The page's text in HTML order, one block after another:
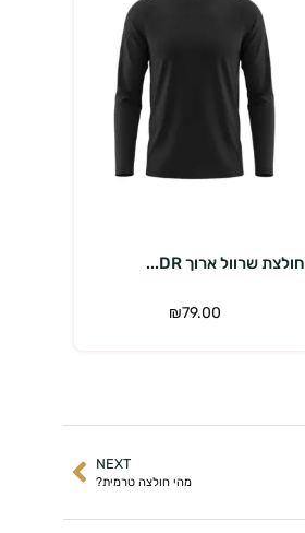
חולצת שרוול ארוך DR...
₪79.00
NEXT
מהי חולצה טרמית?